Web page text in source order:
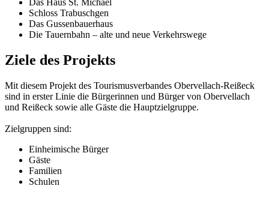
Das Haus St. Michael
Schloss Trabuschgen
Das Gussenbauerhaus
Die Tauernbahn – alte und neue Verkehrswege
Ziele des Projekts
Mit diesem Projekt des Tourismusverbandes Obervellach-Reißeck
sind in erster Linie die Bürgerinnen und Bürger von Obervellach
und Reißeck sowie alle Gäste die Hauptzielgruppe.
Zielgruppen sind:
Einheimische Bürger
Gäste
Familien
Schulen